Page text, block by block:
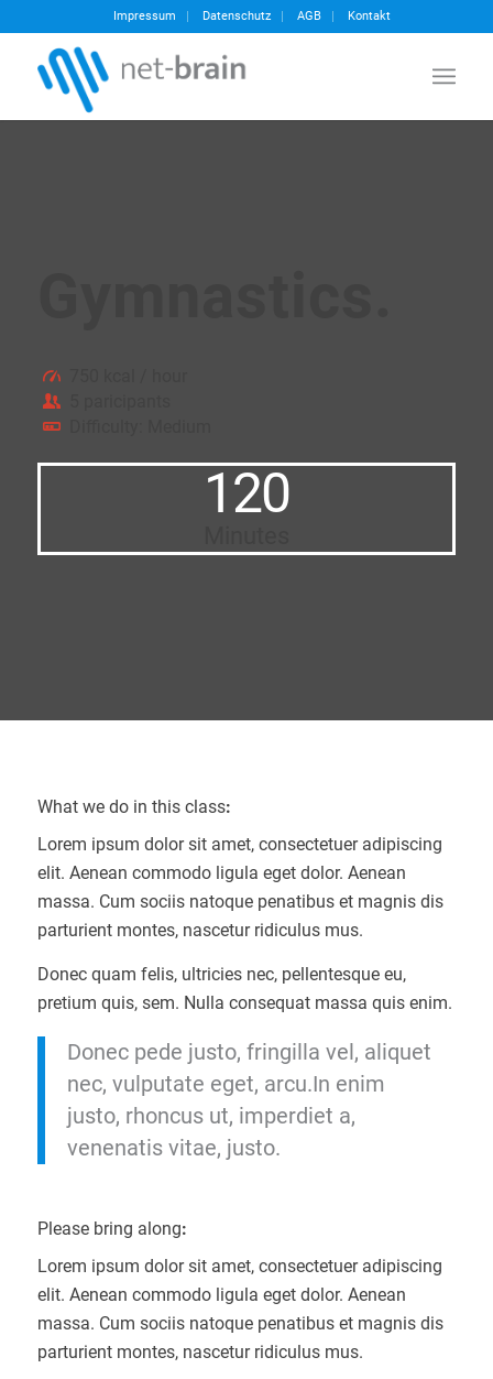
Impressum Datenschutz AGB Kontakt
120
What we do in this class:
Lorem ipsum dolor sit amet, consectetuer adipiscing
elit. Aenean commodo ligula eget dolor. Aenean
massa. Cum sociis natoque penatibus et magnis dis
parturient montes, nascetur ridiculus mus.
Donec quam felis, ultricies nec, pellentesque eu,
pretium quis, sem. Nulla consequat massa quis enim.
Donec pede justo, fringilla vel, aliquet
nec, vulputate eget, arcu.In enim
justo, rhoncus ut, imperdiet a,
venenatis vitae, justo.
Please bring along:
Lorem ipsum dolor sit amet, consectetuer adipiscing
elit. Aenean commodo ligula eget dolor. Aenean
massa. Cum sociis natoque penatibus et magnis dis
parturient montes, nascetur ridiculus mus.